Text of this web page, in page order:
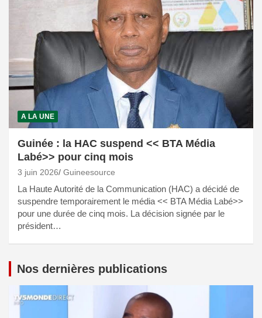
A LA UNE
Guinée : la HAC suspend << BTA Média
Labé>> pour cinq mois
3 juin 2026 Guineesource
La Haute Autorité de la Communication (HAC) a décidé de
suspendre temporairement le média << BTA Média Labé>>
pour une durée de cinq mois. La décision signée par le
président…
Nos dernières publications